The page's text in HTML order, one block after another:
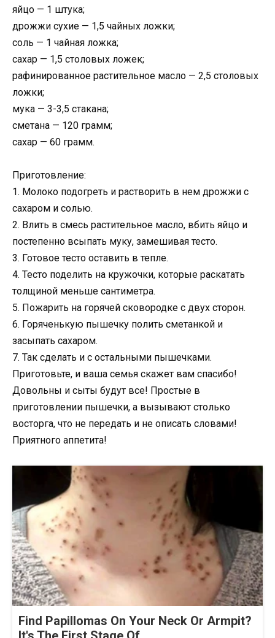
яйцо — 1 штука;
дрожжи сухие — 1,5 чайных ложки;
соль — 1 чайная ложка;
сахар — 1,5 столовых ложек;
рафинированное растительное масло — 2,5 столовых
ложки;
мука — 3-3,5 стакана;
сметана — 120 грамм;
сахар — 60 грамм.
Приготовление:
1. Молоко подогреть и растворить в нем дрожжи с
сахаром и солью.
2. Влить в смесь растительное масло, вбить яйцо и
постепенно всыпать муку, замешивая тесто.
3. Готовое тесто оставить в тепле.
4. Тесто поделить на кружочки, которые раскатать
толщиной меньше сантиметра.
5. Пожарить на горячей сковородке с двух сторон.
6. Горяченькую пышечку полить сметанкой и
засыпать сахаром.
7. Так сделать и с остальными пышечками.
Приготовьте, и ваша семья скажет вам спасибо!
Довольны и сыты будут все! Простые в
приготовлении пышечки, а вызывают столько
восторга, что не передать и не описать словами!
Приятного аппетита!
Find Papillomas On Your Neck Or Armpit?